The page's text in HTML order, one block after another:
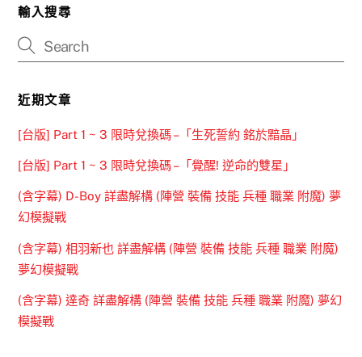
輸入搜尋
近期文章
[台版] Part 1 ~ 3 限時兌換碼 –「生死誓約 銘於黯晶」
[台版] Part 1 ~ 3 限時兌換碼 –「覺醒! 逆命的雙星」
(含字幕) D-Boy 詳盡解構 (陣營 裝備 技能 兵種 職業 附魔) 夢
幻模擬戰
(含字幕) 相羽新也 詳盡解構 (陣營 裝備 技能 兵種 職業 附魔)
夢幻模擬戰
(含字幕) 達奇 詳盡解構 (陣營 裝備 技能 兵種 職業 附魔) 夢幻
模擬戰